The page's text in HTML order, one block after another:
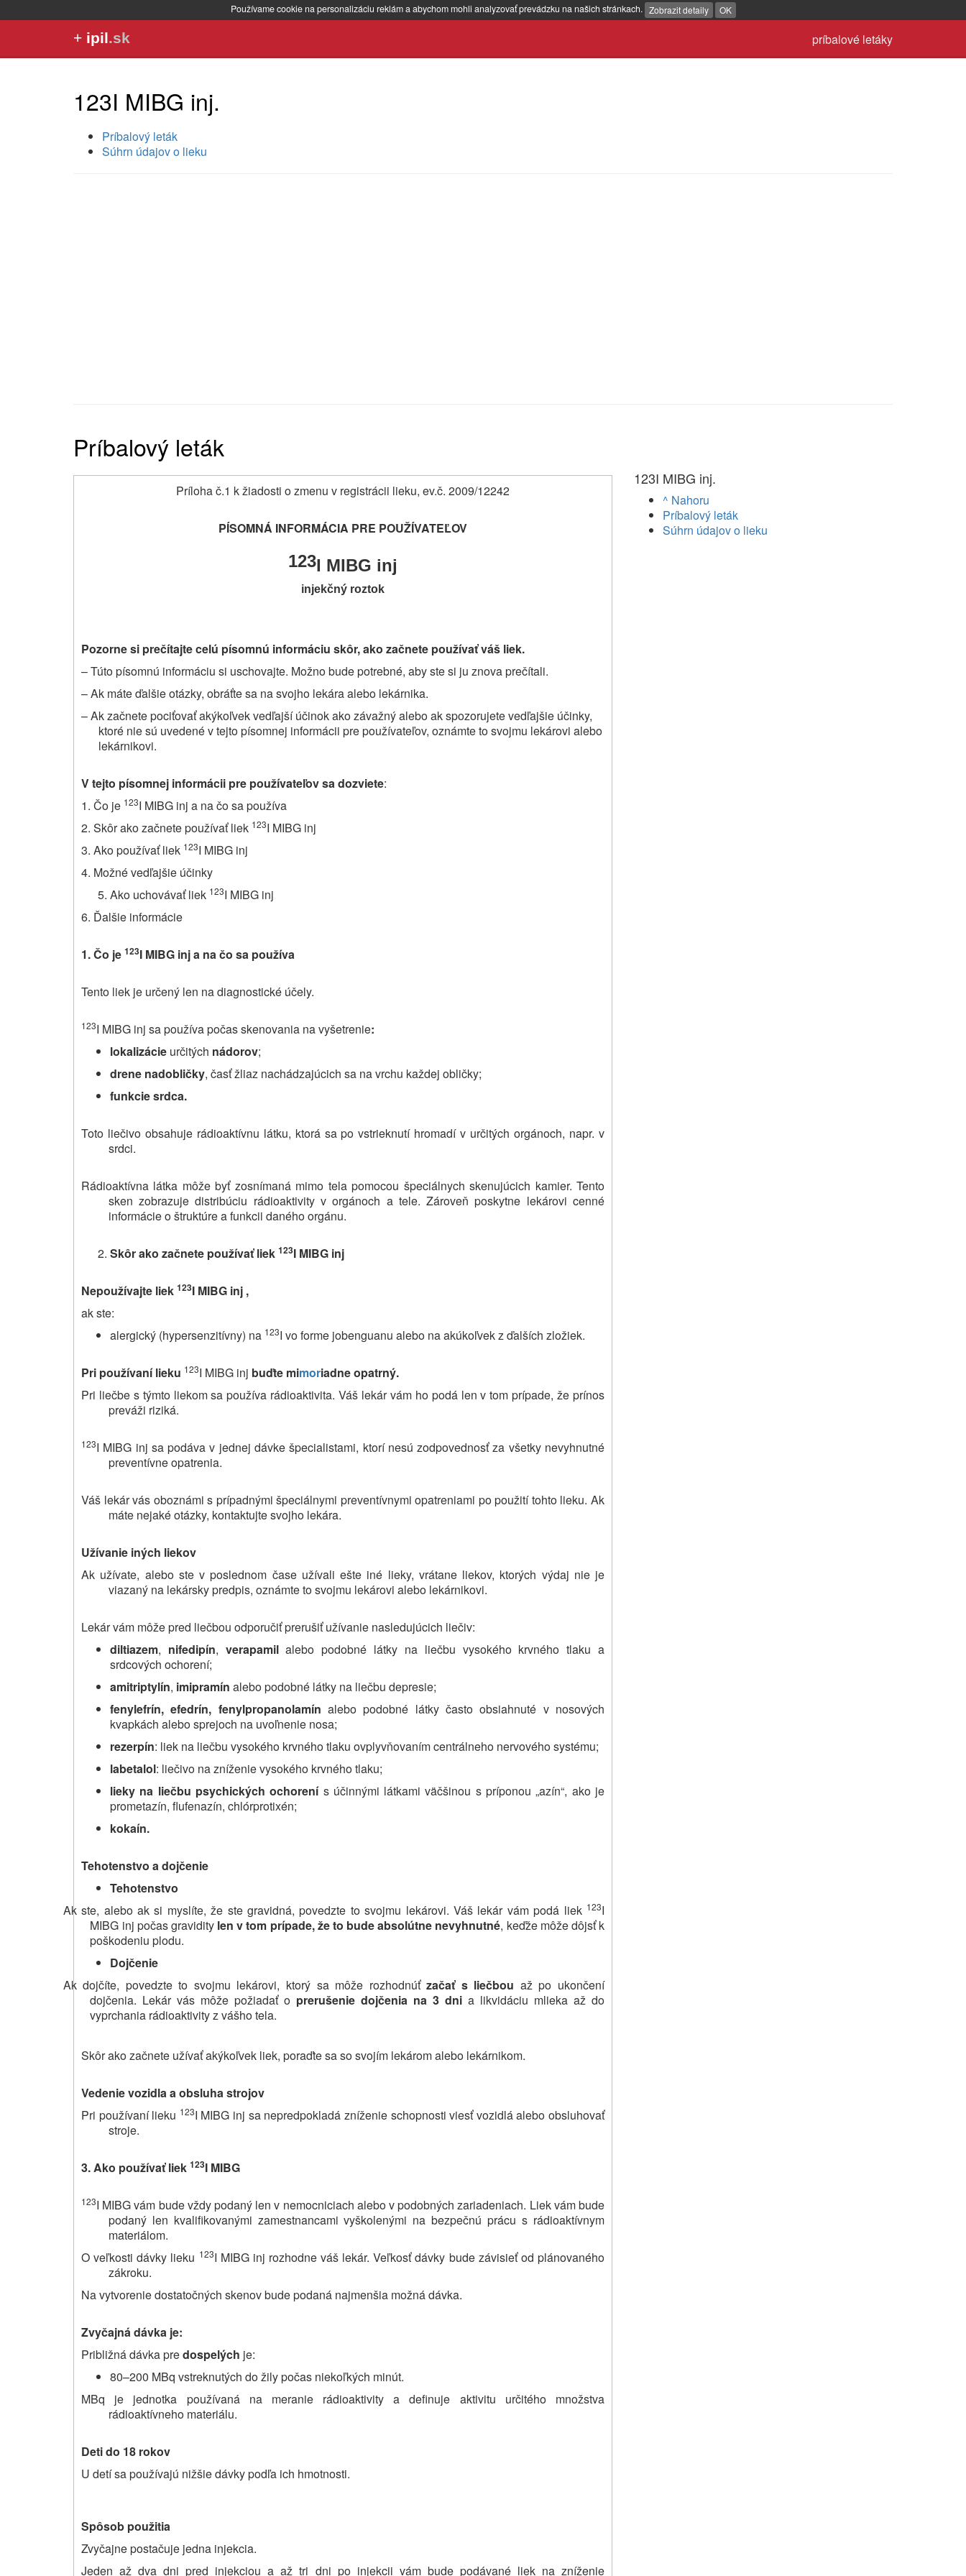
Používame cookie na personalizáciu reklám a abychom mohli analyzovať prevádzku na našich stránkach. Zobrazit detaily OK
príbalové letáky
+ ipil.sk
123I MIBG inj.
Príbalový leták
Súhrn údajov o lieku
Príbalový leták
Príloha č.1 k žiadosti o zmenu v registrácii lieku, ev.č. 2009/12242
PÍSOMNÁ INFORMÁCIA PRE POUŽÍVATEĽOV
123I MIBG inj
injekčný roztok
Pozorne si prečítajte celú písomnú informáciu skôr, ako začnete používať váš liek.
– Túto písomnú informáciu si uschovajte. Možno bude potrebné, aby ste si ju znova prečítali.
– Ak máte ďalšie otázky, obráťte sa na svojho lekára alebo lekárnika.
– Ak začnete pociťovať akýkoľvek vedľajší účinok ako závažný alebo ak spozorujete vedľajšie účinky,
ktoré nie sú uvedené v tejto písomnej informácii pre používateľov, oznámte to svojmu lekárovi alebo
lekárnikovi.
V tejto písomnej informácii pre používateľov sa dozviete:
1. Čo je 123I MIBG inj a na čo sa používa
2. Skôr ako začnete používať liek 123I MIBG inj
3. Ako používať liek 123I MIBG inj
4. Možné vedľajšie účinky
Ako uchovávať liek 123I MIBG inj
6. Ďalšie informácie
1.Čo je 123I MIBG inja na čo sa používa
Tento liek je určený len na diagnostické účely.
123I MIBG inj sa používa počas skenovania na vyšetrenie:
lokalizácie určitých nádorov;
drene nadobličky, časť žliaz nachádzajúcich sa na vrchu každej obličky;
funkcie srdca.
Toto liečivo obsahuje rádioaktívnu látku, ktorá sa po vstrieknutí hromadí v určitých orgánoch, napr. v
srdci.
Rádioaktívna látka môže byť zosnímaná mimo tela pomocou špeciálnych skenujúcich kamier. Tento
sken zobrazuje distribúciu rádioaktivity v orgánoch a tele. Zároveň poskytne lekárovi cenné
informácie o štruktúre a funkcii daného orgánu.
Skôr ako začnete používať liek 123I MIBG inj
Nepoužívajte liek 123I MIBG inj ,
ak ste:
alergický (hypersenzitívny) na 123I vo forme jobenguanu alebo na akúkoľvek z ďalších zložiek.
Pri používaní lieku 123I MIBG inj buďte mimoriadne opatrný.
Pri liečbe s týmto liekom sa používa rádioaktivita. Váš lekár vám ho podá len v tom prípade, že prínos
preváži riziká.
123I MIBG inj sa podáva v jednej dávke špecialistami, ktorí nesú zodpovednosť za všetky nevyhnutné
preventívne opatrenia.
Váš lekár vás oboznámi s prípadnými špeciálnymi preventívnymi opatreniami po použití tohto lieku. Ak
máte nejaké otázky, kontaktujte svojho lekára.
Užívanie iných liekov
Ak užívate, alebo ste v poslednom čase užívali ešte iné lieky, vrátane liekov, ktorých výdaj nie je
viazaný na lekársky predpis, oznámte to svojmu lekárovi alebo lekárnikovi.
Lekár vám môže pred liečbou odporučiť prerušiť užívanie nasledujúcich liečiv:
diltiazem, nifedipín, verapamilalebo podobné látky na liečbu vysokého krvného tlaku a
srdcových ochorení;
amitriptylín, imipramín alebo podobné látky na liečbu depresie;
fenylefrín, efedrín, fenylpropanolamín alebo podobné látky často obsiahnuté v nosových
kvapkách alebo sprejoch na uvoľnenie nosa;
rezerpín: liek na liečbu vysokého krvného tlaku ovplyvňovaním centrálneho nervového systému;
labetalol: liečivo na zníženie vysokého krvného tlaku;
lieky na liečbu psychických ochorenís účinnými látkami väčšinou s príponou „azín“, ako je
prometazín, flufenazín, chlórprotixén;
kokaín.
Tehotenstvo a dojčenie
Tehotenstvo
Ak ste, alebo ak si myslíte, že ste gravidná, povedzte to svojmu lekárovi. Váš lekár vám podá liek 123I
MIBG inj počas gravidity len v tom prípade, že to bude absolútne nevyhnutné, keďže môže dôjsť k
poškodeniu plodu.
Dojčenie
Ak dojčíte, povedzte to svojmu lekárovi, ktorý sa môže rozhodnúťzačať s liečbou až po ukončení
dojčenia. Lekár vás môže požiadať o prerušenie dojčenia na 3 dni a likvidáciu mlieka až do
vyprchania rádioaktivity z vášho tela.
Skôr ako začnete užívať akýkoľvek liek, poraďte sa so svojím lekárom alebo lekárnikom.
Vedenie vozidla a obsluha strojov
Pri používaní lieku 123I MIBG inj sa nepredpokladá zníženie schopnosti viesť vozidlá alebo obsluhovať
stroje.
3.Ako používať liek 123I MIBG
123I MIBG vám bude vždy podaný len v nemocniciach alebo v podobných zariadeniach. Liek vám bude
podaný len kvalifikovanými zamestnancami vyškolenými na bezpečnú prácu s rádioaktívnym
materiálom.
O veľkosti dávky lieku 123I MIBG inj rozhodne váš lekár. Veľkosť dávky bude závisieť od plánovaného
zákroku.
Na vytvorenie dostatočných skenov bude podaná najmenšia možná dávka.
Zvyčajná dávka je:
Približná dávka predospelých je:
80–200 MBq vstreknutých do žily počas niekoľkých minút.
MBq je jednotka používaná na meranie rádioaktivity a definuje aktivitu určitého množstva
rádioaktívneho materiálu.
Deti do 18 rokov
U detí sa používajú nižšie dávky podľa ich hmotnosti.
Spôsob použitia
Zvyčajne postačuje jedna injekcia.
Jeden až dva dni pred injekciou a až tri dni po injekcii vám bude podávané liek na zníženie
123I MIBG inj.
^ Nahoru
Príbalový leták
Súhrn údajov o lieku